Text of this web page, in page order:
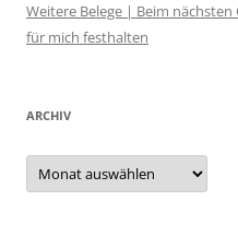
Weitere Belege | Beim nächsten
für mich festhalten
ARCHIV
Archiv